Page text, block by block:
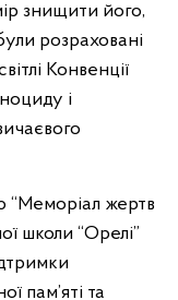
знищити його,
розраховані
Конвенції
і
“Меморіал жертв
школи “Орелі”
пам’яті та